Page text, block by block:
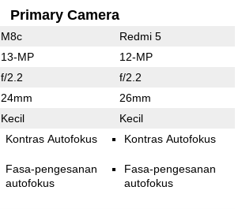
Primary Camera
M8c Redmi 5
13-MP 12-MP
f/2.2 f/2.2
24mm 26mm
Kecil Kecil
Kontras Autofokus
Fasa-pengesanan
autofokus
Kontras Autofokus
Fasa-pengesanan
autofokus